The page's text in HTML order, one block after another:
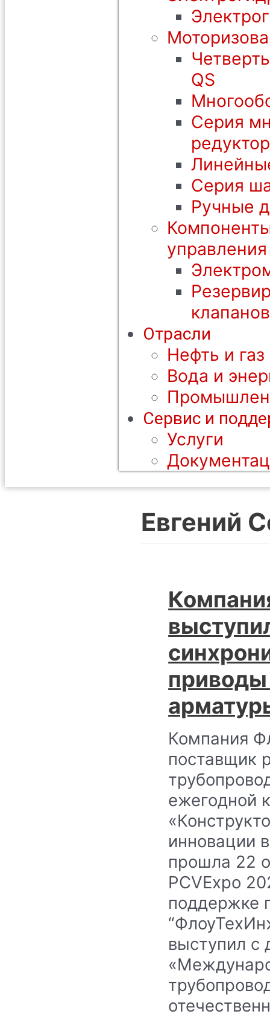
QS
Серия
Серия
Ручные
клапанов
Отрасли
Нефть и газ
Вода и
Сервис и
Услуги
Евгений
Компания
поставщик
ежегодной
инновации
прошла 22
PCVExpo
поддержке
выступил с